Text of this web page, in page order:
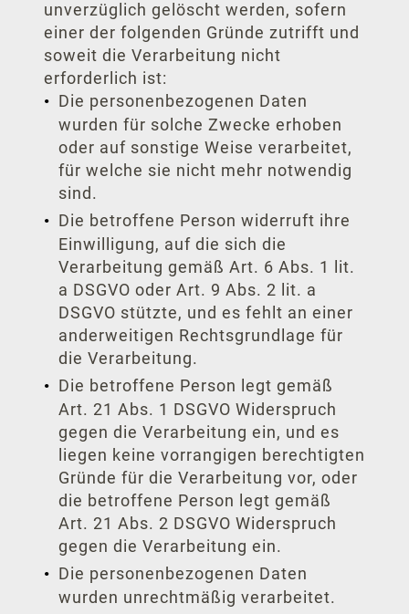
unverzüglich gelöscht werden, sofern
einer der folgenden Gründe zutrifft und
soweit die Verarbeitung nicht
erforderlich ist:
Die personenbezogenen Daten
wurden für solche Zwecke erhoben
oder auf sonstige Weise verarbeitet,
für welche sie nicht mehr notwendig
sind.
Die betroffene Person widerruft ihre
Einwilligung, auf die sich die
Verarbeitung gemäß Art. 6 Abs. 1 lit.
a DSGVO oder Art. 9 Abs. 2 lit. a
DSGVO stützte, und es fehlt an einer
anderweitigen Rechtsgrundlage für
die Verarbeitung.
Die betroffene Person legt gemäß
Art. 21 Abs. 1 DSGVO Widerspruch
gegen die Verarbeitung ein, und es
liegen keine vorrangigen berechtigten
Gründe für die Verarbeitung vor, oder
die betroffene Person legt gemäß
Art. 21 Abs. 2 DSGVO Widerspruch
gegen die Verarbeitung ein.
Die personenbezogenen Daten
wurden unrechtmäßig verarbeitet.